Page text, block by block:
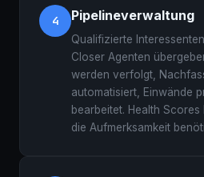
4 Pipelineverwaltung
Qualifizierte
Closer Agenten
werden verfolgt,
automatisiert, Einwände
bearbeitet. Health Scores
die Aufmerksamkeit